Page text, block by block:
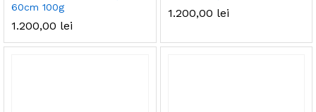
60cm 100g
1.200,00 lei
1.200,00 lei